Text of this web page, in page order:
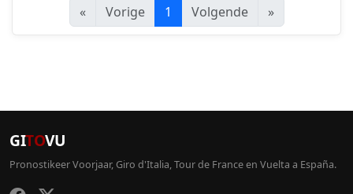
«
Vorige 1 Volgende »
GITOVU
Pronostikeer Voorjaar, Giro d'Italia, Tour de France en Vuelta a España.